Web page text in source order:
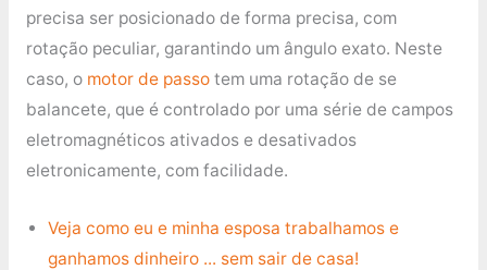
precisa ser posicionado de forma precisa, com
rotação peculiar, garantindo um ângulo exato. Neste
caso, o motor de passotem uma rotação de se
balancete, que é controlado por uma série de campos
eletromagnéticos ativados e desativados
eletronicamente, com facilidade.
Veja como eu e minha esposa trabalhamos e
ganhamos dinheiro ... sem sair de casa!